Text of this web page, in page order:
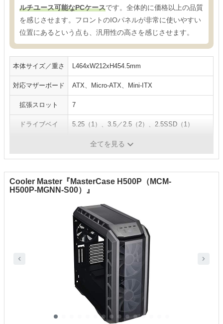
ルチユース可能なPCケースです。全体的に価格以上の品質
を感じさせます。フロントのIOパネルが非常に使いやすい
位置にあるという点も、汎用性の高さを感じさせます。
本体サイズ／重さ L464xW212xH454.5mm
対応マザーボード ATX、Micro-ATX、Mini-ITX
拡張スロット 7
ドライブベイ 5.25（1）、3.5／2.5（2）、2.5SSD（1）
USB3.0x2、Audio入出力
全てを見る
Cooler Master『MasterCase H500P（‎MCM-
H500P-MGNN-S00）』